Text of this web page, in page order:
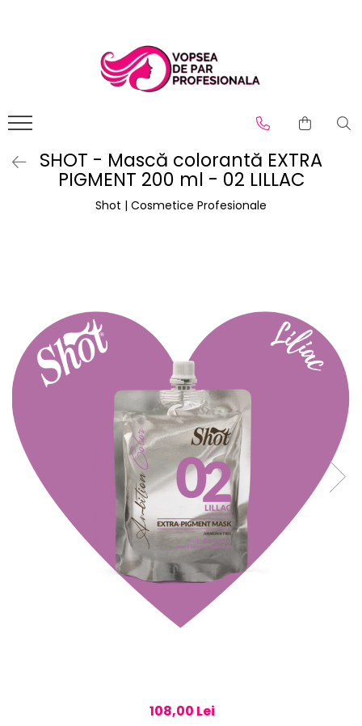
SHOT
SHOT - Mască colorantă EXTRA
PIGMENT 200 ml - 02 LILLAC
Shot | Cosmetice Profesionale
108,00 Lei